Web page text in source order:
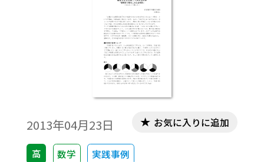
2013年04月23日
高 数学 実践事例
お気に入りに追加